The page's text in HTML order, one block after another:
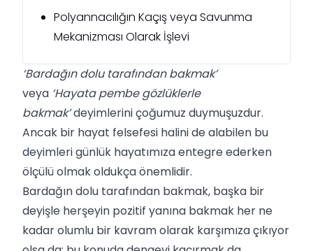
Polyannacılığın Kaçış veya Savunma
Mekanizması Olarak İşlevi
‘Bardağın dolu tarafından bakmak’
veya ‘Hayata pembe gözlüklerle
bakmak’deyimlerini çoğumuz duymuşuzdur.
Ancak bir hayat felsefesi halini de alabilen bu
deyimleri günlük hayatımıza entegre ederken
ölçülü olmak oldukça önemlidir.
Bardağın dolu tarafından bakmak, başka bir
deyişle herşeyin pozitif yanına bakmak her ne
kadar olumlu bir kavram olarak karşımıza çıkıyor